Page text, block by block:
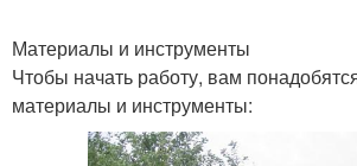
Материалы и инструменты
Чтобы начать работу, вам
материалы и инструменты: